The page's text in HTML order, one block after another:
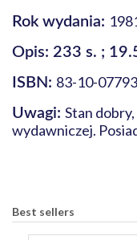
Rok wydania:
Opis: 233 s. ;
ISBN: 83-10-
Uwagi: Stan
wydawniczej.
Best sellers